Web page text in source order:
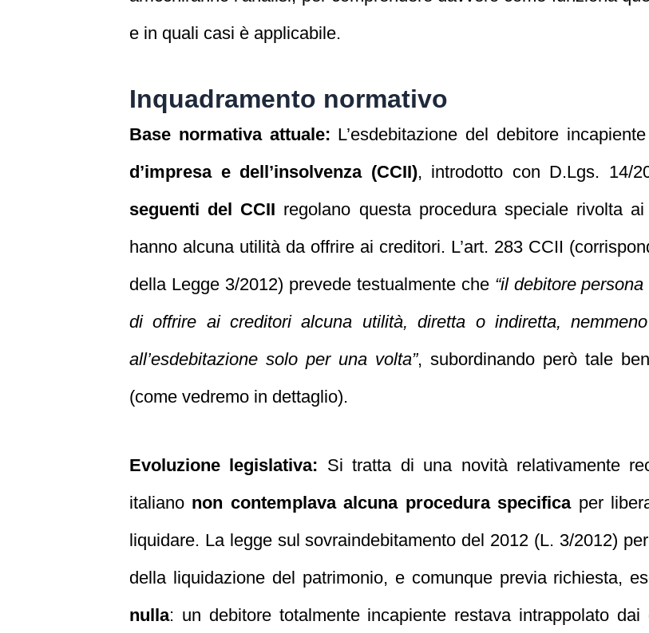
e in quali casi è applicabile.
Inquadramento normativo
Base normativa attuale: L’esdebitazione del debitore
d’impresa e dell’insolvenza (CCII), introdotto con D.Lgs. 14/
seguenti del CCII regolano questa procedura speciale rivolta
hanno alcuna utilità da offrire ai creditori. L’art. 283 CCII
della Legge 3/2012) prevede testualmente che “il debitore
di offrire ai creditori alcuna utilità, diretta o indiretta,
all’esdebitazione solo per una volta”, subordinando però tale
(come vedremo in dettaglio).
Evoluzione legislativa: Si tratta di una novità relativamente
italiano non contemplava alcuna procedura specificaper
liquidare. La legge sul sovraindebitamento del 2012 (L. 3/2012)
della liquidazione del patrimonio, e comunque previa richiesta,
nulla: un debitore totalmente incapiente restava intrappolato